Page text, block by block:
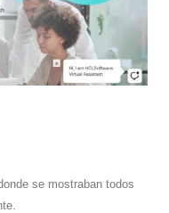
se mostraban todos